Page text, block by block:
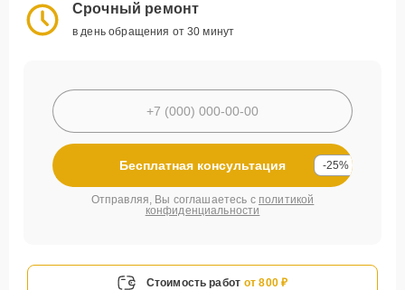
Срочный ремонт
в день обращения от 30 минут
Бесплатная консультация -25%
Отправляя, Вы соглашаетесь с политикой
конфиденциальности
Стоимость работ от 800 ₽